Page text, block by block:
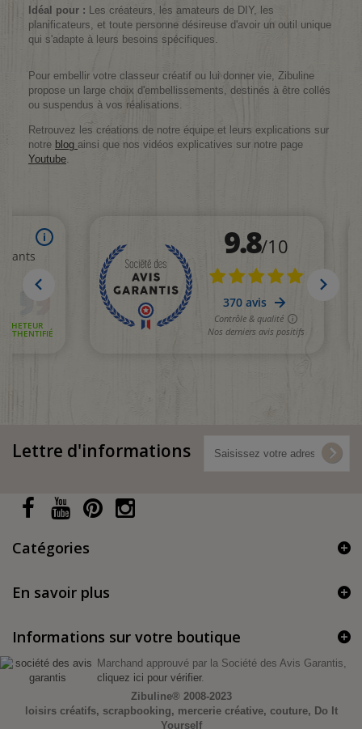
Idéal pour : Les créateurs, les amateurs de DIY, les
planificateurs, et toute personne désireuse d'avoir un outil unique
qui s'adapte à leurs besoins spécifiques.
Pour embellir votre classeur créatif ou lui donner vie, Zibuline
propose un large choix d'embellissements, destinés à être collés
ou suspendus à vos réalisations.
Retrouvez les créations de notre équipe et leurs explications sur
notre blog ainsi que nos vidéos explicatives sur notre page
Youtube.
Lettre d'informations
Catégories
En savoir plus
Informations sur votre boutique
Marchand approuvé par la Société des Avis Garantis,
cliquez ici pour vérifier.
Zibuline® 2008-2023
loisirs créatifs, scrapbooking, mercerie créative, couture, Do It
Yourself